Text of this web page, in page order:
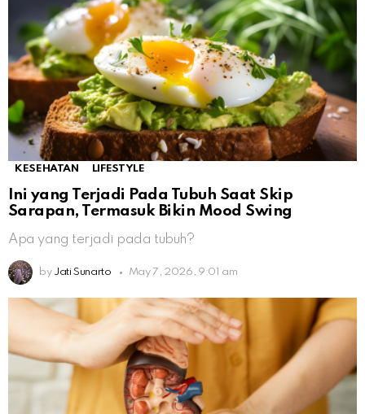
KESEHATAN LIFESTYLE
Ini yang Terjadi Pada Tubuh Saat Skip
Sarapan, Termasuk Bikin Mood Swing
Apa yang terjadi pada tubuh?
by Jati Sunarto May 7, 2026, 9:01 am